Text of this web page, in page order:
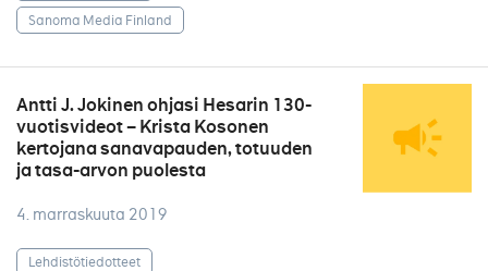
Sanoma Media Finland
Antti J. Jokinen ohjasi Hesarin 130-
vuotisvideot – Krista Kosonen
kertojana sanavapauden, totuuden
ja tasa-arvon puolesta
4. marraskuuta 2019
Lehdistötiedotteet